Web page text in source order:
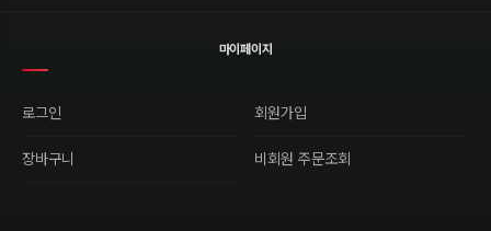
마이페이지
로그인 회원가입
장바구니 비회원 주문조회